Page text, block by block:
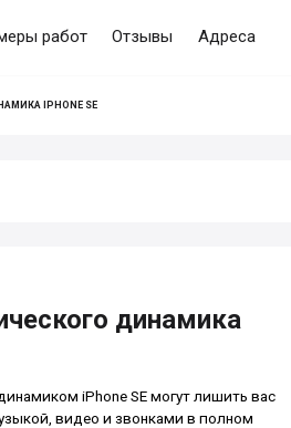
работ Отзывы Адреса
IPHONE SE
динамика
iPhone SE могут лишить вас
видео и звонками в полном